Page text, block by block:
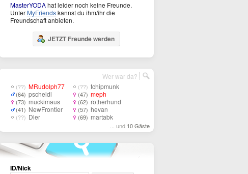
MasterYODAhat leider noch keine Freunde.
Unter MyFriendskannst du ihm/ihr die
Freundschaft anbieten.
JETZT Freunde werden
(??) MRudolph77
(64) pscheidl
(73) muckimaus
(41) NewFrontier
(??) Dler
(??) tchipmunk
(47) meph
(62) rotherhund
(57) hevan
(69) martabk
... und 10 Gäste
Wer war da?
ID/Nick